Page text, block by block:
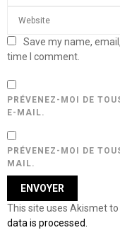
Save my name,
time I comment.
PRÉVENEZ-MOI DE
E-MAIL.
PRÉVENEZ-MOI DE
MAIL.
This site uses Akismet
data is processed.